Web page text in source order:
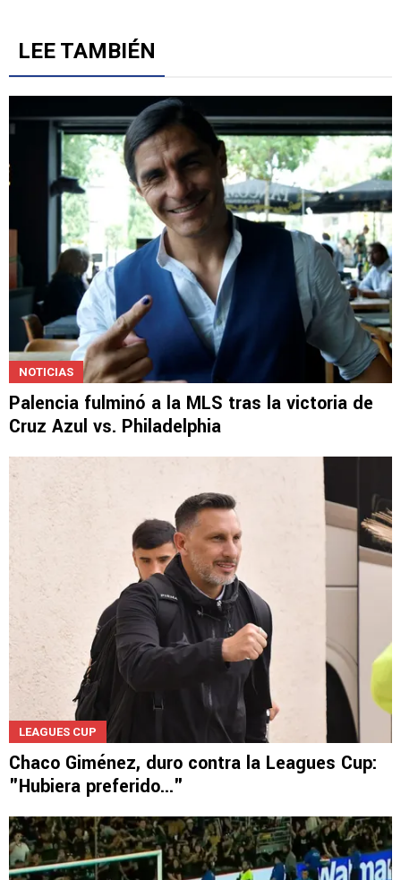
LEE TAMBIÉN
NOTICIAS
Palencia fulminó a la MLS tras la victoria de
Cruz Azul vs. Philadelphia
LEAGUES CUP
Chaco Giménez, duro contra la Leagues Cup:
"Hubiera preferido..."